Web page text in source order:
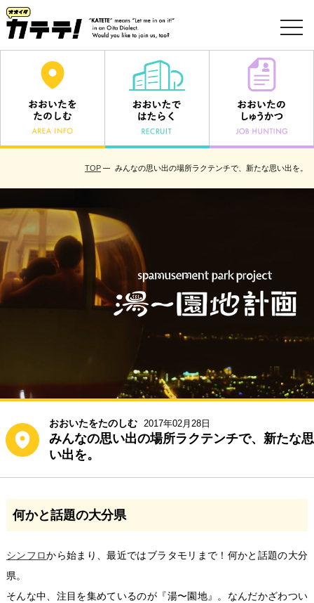
TOP みんなの思い出の場所ラクテンチで、新たな思い出を。
おおいたをたのしむ 2017年02月28日
みんなの思い出の場所ラクテンチで、新たな思
い出を。
何かと話題の大分県
シンフロから始まり、最近ではブラタモリまで！何かと話題の大分
県。
そんな中、注目を集めているのが『湯〜園地』。なんだかざわつい